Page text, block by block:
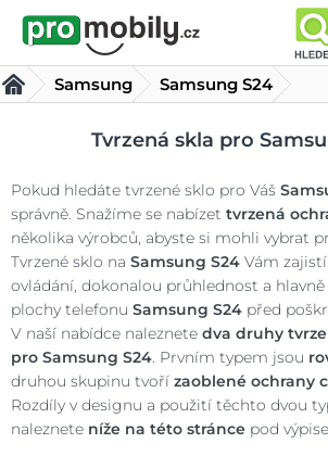
Samsung
Samsung S24
Tvrzená skla pro
Pokud hledáte tvrzené sklo pro Váš
správně. Snažíme se nabízet tvrzená
několika výrobců, abyste si mohli vybrat
Tvrzené sklo na Samsung S24 Vám
ovládání, dokonalou průhlednost a
plochy telefonu Samsung S24 před
V naší nabídce naleznete dva druhy
pro Samsung S24. Prvním typem jsou
druhou skupinu tvoří zaoblené ochrany
Rozdíly v designu a použití těchto dvou
naleznete níže na této stráncepod